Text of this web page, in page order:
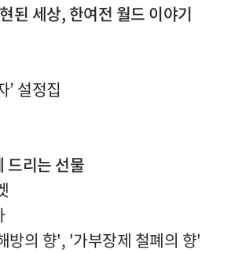
된 세상,한여전 월드 이야기
’설정집
드리는 선물
방의 향', '가부장제 철폐의 향'